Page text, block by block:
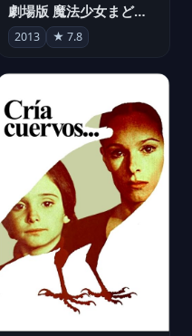
劇場版 魔法少女まどか☆マギカ[新編]叛逆の物語
2013 ★ 7.8